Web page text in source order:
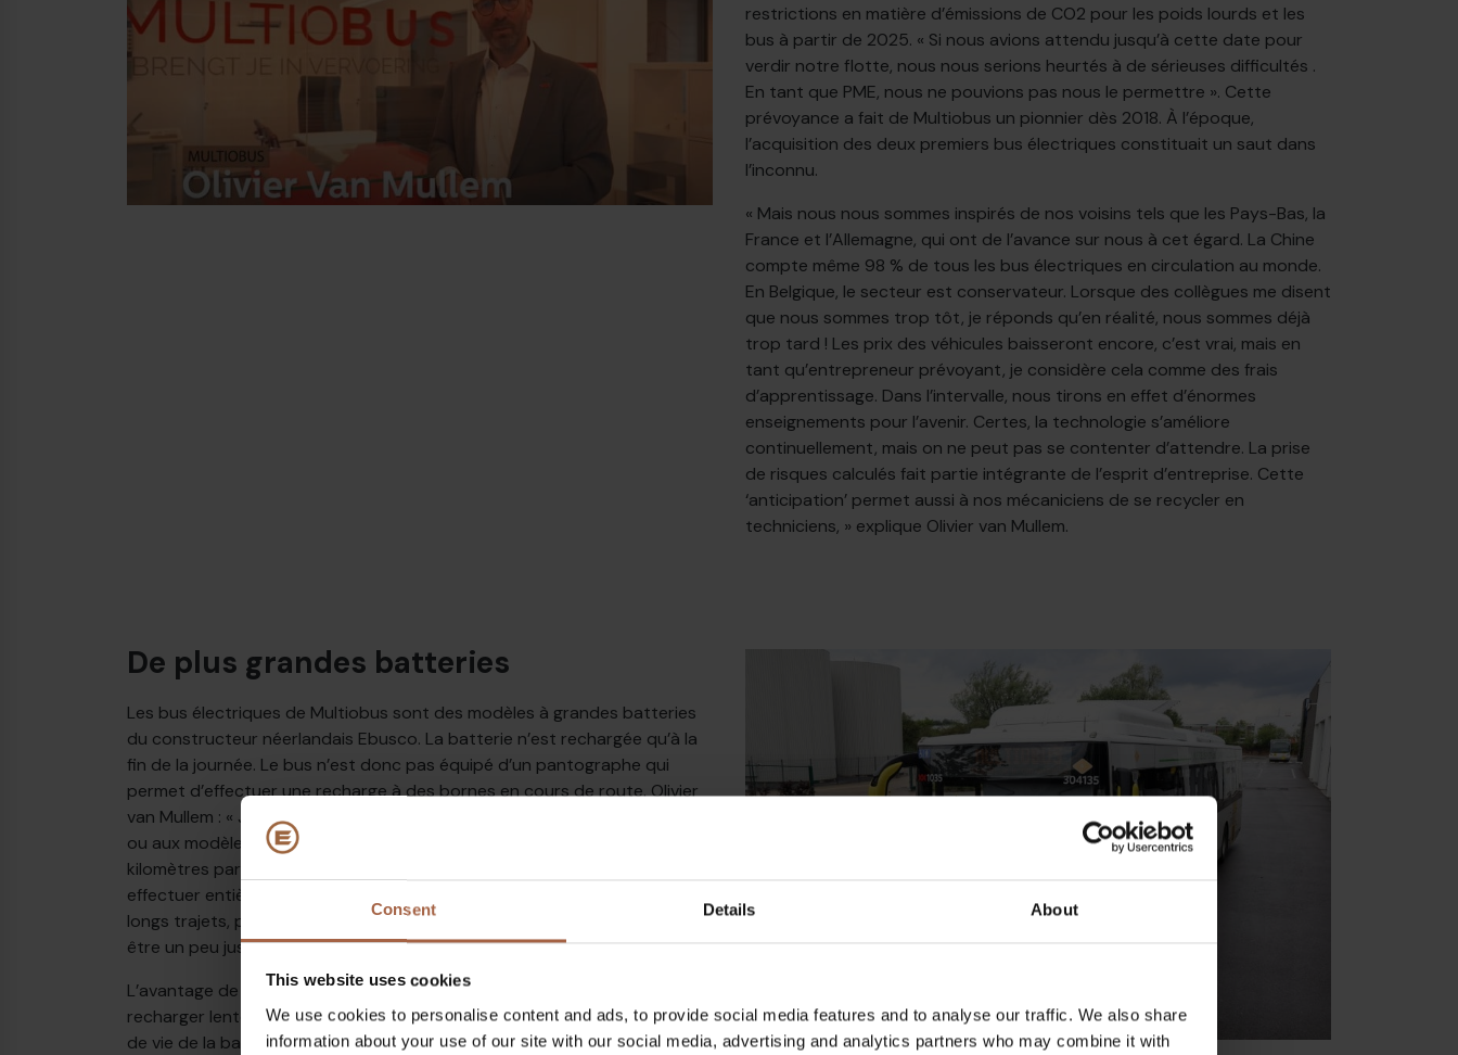
Consent Details About
This website uses cookies
We use cookies to personalise content and ads, to provide social media features and to analyse our traffic. We also share
information about your use of our site with our social media, advertising and analytics partners who may combine it with
restrictions en matière d’émissions de CO2 pour les poids lourds et les
bus à partir de 2025. « Si nous avions attendu jusqu’à cette date pour
verdir notre flotte, nous nous serions heurtés à de sérieuses difficultés .
En tant que PME, nous ne pouvions pas nous le permettre ». Cette
prévoyance a fait de Multiobus un pionnier dès 2018. À l’époque,
l’acquisition des deux premiers bus électriques constituait un saut dans
l’inconnu.
« Mais nous nous sommes inspirés de nos voisins tels que les Pays-Bas, la
France et l’Allemagne, qui ont de l’avance sur nous à cet égard. La Chine
compte même 98 % de tous les bus électriques en circulation au monde.
En Belgique, le secteur est conservateur. Lorsque des collègues me disent
que nous sommes trop tôt, je réponds qu’en réalité, nous sommes déjà
trop tard ! Les prix des véhicules baisseront encore, c’est vrai, mais en
tant qu’entrepreneur prévoyant, je considère cela comme des frais
d’apprentissage. Dans l’intervalle, nous tirons en effet d’énormes
enseignements pour l’avenir. Certes, la technologie s’améliore
continuellement, mais on ne peut pas se contenter d’attendre. La prise
de risques calculés fait partie intégrante de l’esprit d’entreprise. Cette
‘anticipation’ permet aussi à nos mécaniciens de se recycler en
techniciens, » explique Olivier van Mullem.
De plus grandes batteries
Les bus électriques de Multiobus sont des modèles à grandes batteries
du constructeur néerlandais Ebusco. La batterie n’est rechargée qu’à la
fin de la journée. Le bus n’est donc pas équipé d’un pantographe qui
permet d’effectuer une recharge à des bornes en cours de route. Olivier
van Mullem : « Je ne crois pas aux bornes de recharge en cours de route
ou aux modèles hybrides. Sur nos lignes, les bus parcourent 300 à 400
kilomètres par jour. Grâce à leurs grandes batteries, les bus peuvent
effectuer entièrement leurs trajets dans le Hageland. Il n’y a que pour les
longs trajets, par exemple à Bruxelles, Anvers ou Gand, que c’est peut-
être un peu juste. »
L’avantage de ces grandes batteries, c’est que vous pouvez les
recharger lentement la nuit à faible puissance. C’est mieux pour la durée
de vie de la batterie. En effet, pour l’instant, la manière dont la batterie